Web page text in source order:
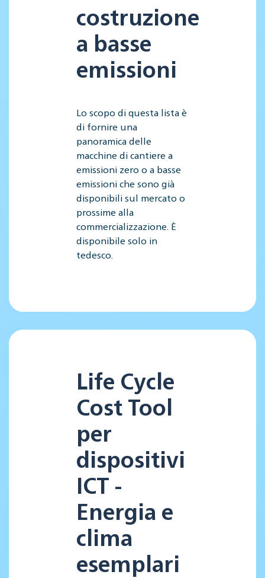
costruzione
a basse
emissioni
Lo scopo di questa lista è
di fornire una
panoramica delle
macchine di cantiere a
emissioni zero o a basse
emissioni che sono già
disponibili sul mercato o
prossime alla
commercializzazione. È
disponibile solo in
tedesco.
Life Cycle
Cost Tool
per
dispositivi
ICT -
Energia e
clima
esemplari